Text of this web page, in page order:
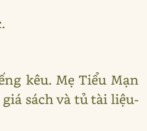
kêu. Mẹ Tiểu Mạn
sách và tủ tài liệu-